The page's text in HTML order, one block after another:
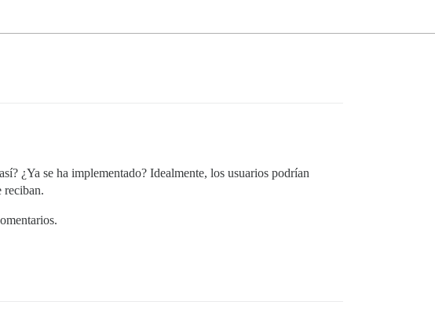
¿Ya se ha implementado? Idealmente, los usuarios podrían
reciban.